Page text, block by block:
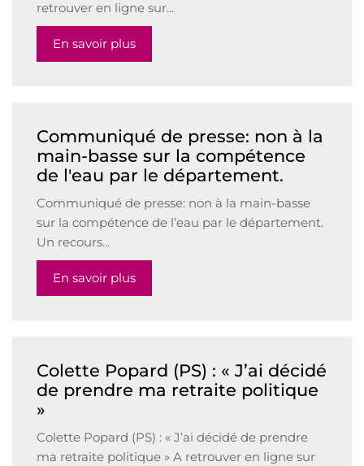
retrouver en ligne sur...
En savoir plus
Communiqué de presse: non à la
main-basse sur la compétence
de l'eau par le département.
Communiqué de presse: non à la main-basse
sur la compétence de l’eau par le département.
Un recours...
En savoir plus
Colette Popard (PS) : « J’ai décidé
de prendre ma retraite politique
»
Colette Popard (PS) : « J’ai décidé de prendre
ma retraite politique » A retrouver en ligne sur